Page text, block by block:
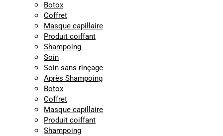
Botox
Coffret
Masque capillaire
Produit coiffant
Shampoing
Soin
Soin sans rinçage
Après Shampoing
Botox
Coffret
Masque capillaire
Produit coiffant
Shampoing